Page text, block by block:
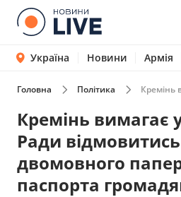
Україна Новини Армія
Головна Політика Кремінь
Кремінь вимагає
Ради відмовитись
двомовного
паспорта